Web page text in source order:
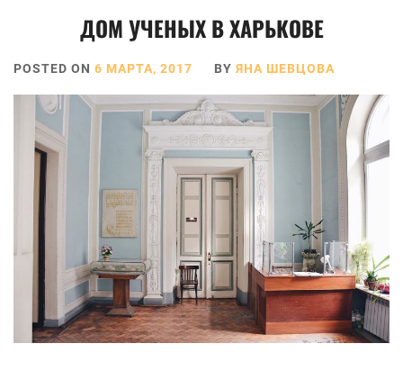
ДОМ УЧЕНЫХ В ХАРЬКОВЕ
POSTED ON 6 МАРТА, 2017 BY ЯНА ШЕВЦОВА